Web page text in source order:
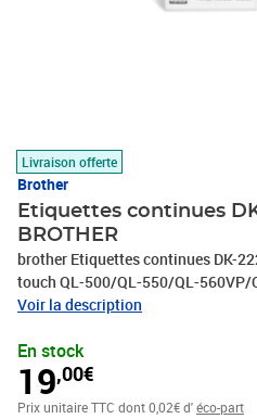
Livraison offerte
Brother
Etiquettes continues
BROTHER
brother Etiquettes continues DK-
touch QL-500/QL-550/QL-560VP/
1050N/QL-570/QL-580N, 38 mm x
Voir la description
En stock
19,00€
Prix unitaire TTC dont 0,02€ d'éco-part